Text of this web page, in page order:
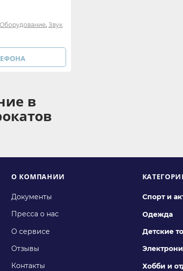
Оборудование Звук
в
О КОМПАНИИ
Документы
Пресса о нас
О сервисе
Отзывы
Контакты
Спорт и
Одежда
Детские
Хобби и